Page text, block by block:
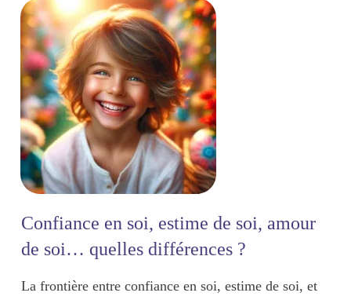
Confiance en soi, estime de soi, amour
de soi… quelles différences ?
La frontière entre confiance en soi, estime de soi, et